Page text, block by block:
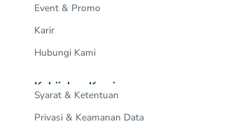
Event & Promo
Karir
Hubungi Kami
Kebijakan Kami
Syarat & Ketentuan
Privasi & Keamanan Data